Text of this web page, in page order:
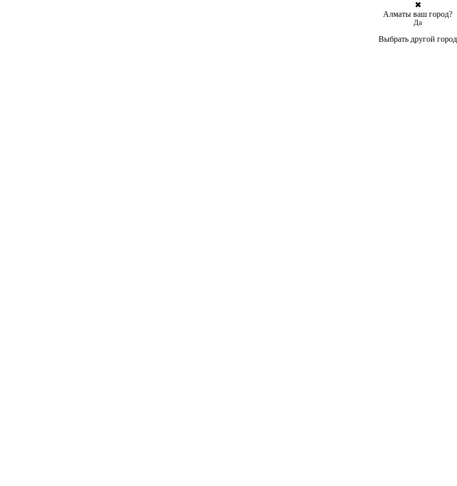
✖
Алматы ваш город?
Да
Выбрать другой город